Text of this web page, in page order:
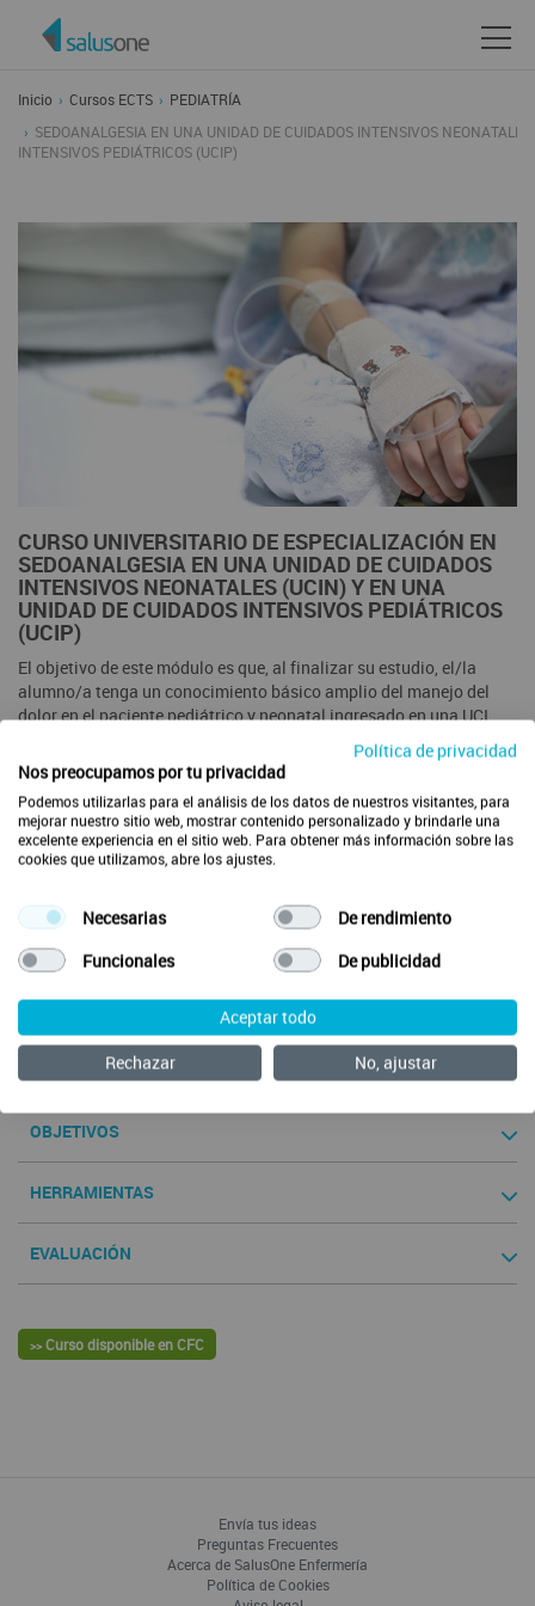
Inicio Cursos ECTS
PEDIATRÍA
SEDOANALGESIA EN UNA UNIDAD DE CUIDADOS INTENSIVOS
INTENSIVOS PEDIÁTRICOS (UCIP)
CURSO UNIVERSITARIO DE ESPECIALIZACIÓN EN
SEDOANALGESIA EN UNA UNIDAD DE CUIDADOS
INTENSIVOS NEONATALES (UCIN) Y EN UNA
UNIDAD DE CUIDADOS INTENSIVOS PEDIÁTRICOS
(UCIP)
El objetivo de este módulo es que, al finalizar su estudio, el/la
alumno/a tenga un conocimiento básico amplio del manejo del
dolor en el paciente pediátrico y neonatal ingresado en una UCI.
Acreditado para Enfermería (Incluye las especialidades de FyC, Pediatría,
Salud mental, Ginecología y obstetricia, Geriatría y Enfermería del trabajo)
Esta formación está acreditada con créditos ECTS por:
Comenzar
CONTENIDOS
OBJETIVOS
HERRAMIENTAS
EVALUACIÓN
>> Curso disponible en CFC
Envía tus ideas
Preguntas Frecuentes
Acerca de SalusOne Enfermería
Política de Cookies
Política de privacidad
Nos preocupamos por tu privacidad
Podemos utilizarlas para el análisis de los datos de nuestros visitantes, para
mejorar nuestro sitio web, mostrar contenido personalizado y brindarle una
excelente experiencia en el sitio web. Para obtener más información sobre las
cookies que utilizamos, abre los ajustes.
Necesarias
De rendimiento
Funcionales
De publicidad
Aceptar todo
Rechazar
No, ajustar